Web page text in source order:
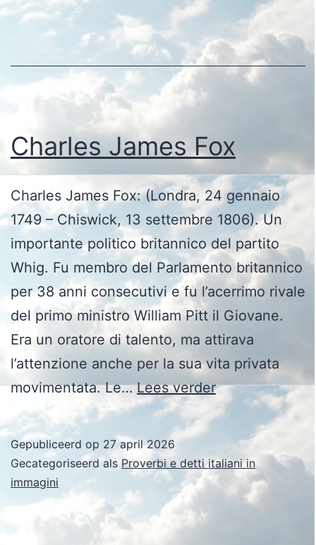
Charles James Fox
Charles James Fox: (Londra, 24 gennaio
1749 – Chiswick, 13 settembre 1806). Un
importante politico britannico del partito
Whig. Fu membro del Parlamento britannico
per 38 anni consecutivi e fu l’acerrimo rivale
del primo ministro William Pitt il Giovane.
Era un oratore di talento, ma attirava
l’attenzione anche per la sua vita privata
movimentata. Le…Lees verderCharles
James
Gepubliceerd op 27 april 2026
Gecategoriseerd als Proverbi e detti italiani in
immagini